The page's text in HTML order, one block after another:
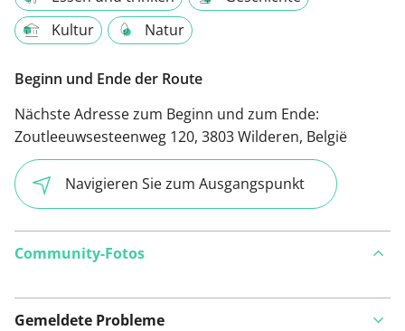
Kultur
Natur
Beginn und Ende der Route
Nächste Adresse zum Beginn und zum Ende:
Zoutleeuwsesteenweg 120, 3803 Wilderen, België
Navigieren Sie zum Ausgangspunkt
Community-Fotos
Gemeldete Probleme